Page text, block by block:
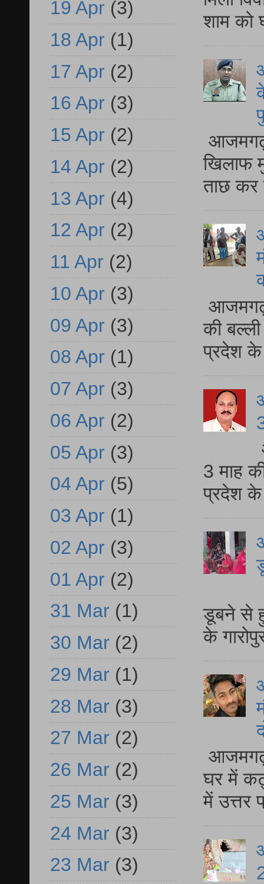
शाम को
आजमगढ़
खिलाफ
ताछ कर
आजमगढ़
की
प्रदेश
3 माह
प्रदेश
डूबने से
के
घर में
में
19 Apr (3)
18 Apr (1)
17 Apr (2)
16 Apr (3)
15 Apr (2)
14 Apr (2)
13 Apr (4)
12 Apr (2)
11 Apr (2)
10 Apr (3)
09 Apr (3)
08 Apr (1)
07 Apr (3)
06 Apr (2)
05 Apr (3)
04 Apr (5)
03 Apr (1)
02 Apr (3)
01 Apr (2)
31 Mar (1)
30 Mar (2)
29 Mar (1)
28 Mar (3)
27 Mar (2)
26 Mar (2)
25 Mar (3)
24 Mar (3)
23 Mar (3)